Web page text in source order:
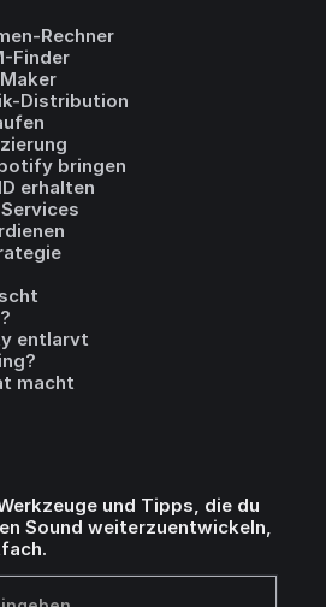
Rechner
Finder
Distribution
bringen
erhalten
entlarvt
macht
und Tipps, die du
Sound weiterzuentwickeln,